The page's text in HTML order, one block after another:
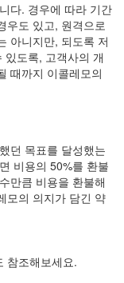
다. 경우에 따라 기간
우도 있고, 원격으로
아니지만, 되도록 저
도록, 고객사의 개
때까지 이콜레모의
던 목표를 달성했는
비용의 50%를 환불
만큼 비용을 환불해
모의 의지가 담긴 약
참조해보세요.